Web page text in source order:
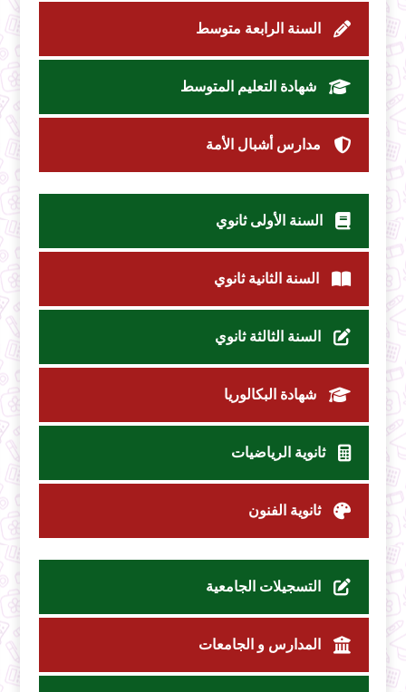
السنة الرابعة متوسط
شهادة التعليم المتوسط
مدارس أشبال الأمة
السنة الأولى ثانوي
السنة الثانية ثانوي
السنة الثالثة ثانوي
شهادة البكالوريا
ثانوية الرياضيات
ثانوية الفنون
التسجيلات الجامعية
المدارس و الجامعات